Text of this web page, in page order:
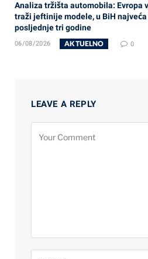
Analiza tržišta automobila: Evropa
traži jeftinije modele, u BiH
posljednje tri godine
06/08/2026 AKTUELNO 0
LEAVE A REPLY